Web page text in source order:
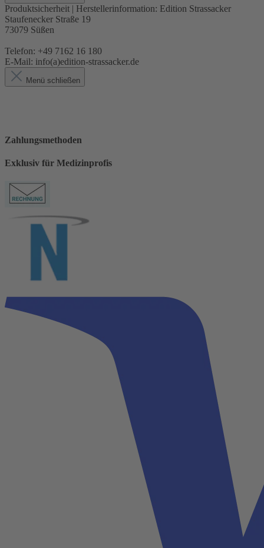
Produktsicherheit | Herstellerinformation: Edition Strassacker
Staufenecker Straße 19
73079 Süßen
Telefon: +49 7162 16 180
E-Mail: info(a)edition-strassacker.de
Menü schließen
Zahlungsmethoden
Exklusiv für Medizinprofis